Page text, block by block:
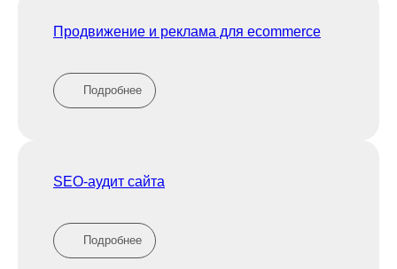
Продвижение и реклама для ecommerce
Подробнее
SEO-аудит сайта
Подробнее